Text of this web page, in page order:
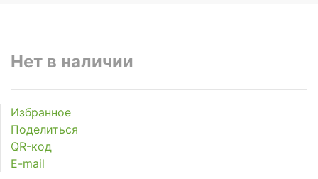
Нет в наличии
Избранное
Поделиться
QR-код
E-mail